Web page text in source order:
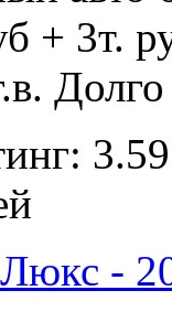
+ 3т.
-